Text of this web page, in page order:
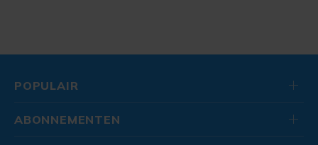
POPULAIR
ABONNEMENTEN